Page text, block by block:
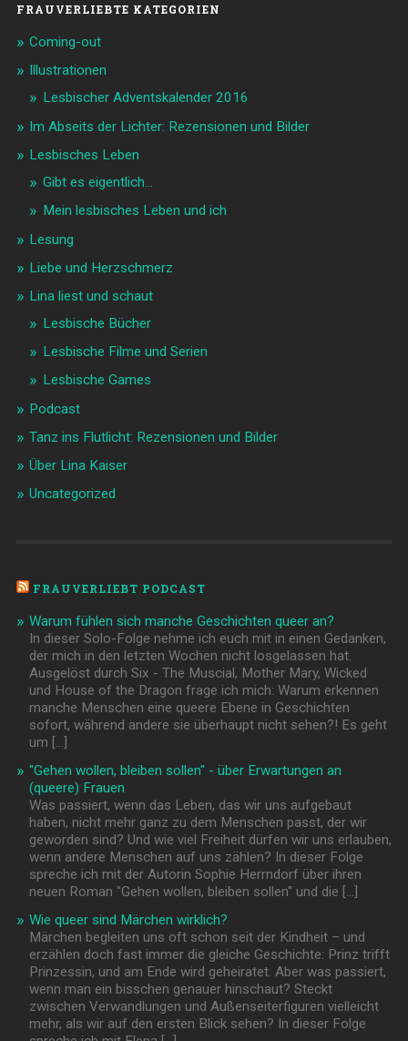
FRAUVERLIEBTE KATEGORIEN
Coming-out
Illustrationen
Lesbischer Adventskalender 2016
Im Abseits der Lichter: Rezensionen und Bilder
Lesbisches Leben
Gibt es eigentlich…
Mein lesbisches Leben und ich
Lesung
Liebe und Herzschmerz
Lina liest und schaut
Lesbische Bücher
Lesbische Filme und Serien
Lesbische Games
Podcast
Tanz ins Flutlicht: Rezensionen und Bilder
Über Lina Kaiser
Uncategorized
FRAUVERLIEBT PODCAST
Warum fühlen sich manche Geschichten queer an?
In dieser Solo-Folge nehme ich euch mit in einen Gedanken,
der mich in den letzten Wochen nicht losgelassen hat.
Ausgelöst durch Six - The Muscial, Mother Mary, Wicked
und House of the Dragon frage ich mich: Warum erkennen
manche Menschen eine queere Ebene in Geschichten
sofort, während andere sie überhaupt nicht sehen?! Es geht
um […]
"Gehen wollen, bleiben sollen" - über Erwartungen an
(queere) Frauen
Was passiert, wenn das Leben, das wir uns aufgebaut
haben, nicht mehr ganz zu dem Menschen passt, der wir
geworden sind? Und wie viel Freiheit dürfen wir uns erlauben,
wenn andere Menschen auf uns zählen? In dieser Folge
spreche ich mit der Autorin Sophie Herrndorf über ihren
neuen Roman "Gehen wollen, bleiben sollen" und die […]
Wie queer sind Märchen wirklich?
Märchen begleiten uns oft schon seit der Kindheit – und
erzählen doch fast immer die gleiche Geschichte: Prinz trifft
Prinzessin, und am Ende wird geheiratet. Aber was passiert,
wenn man ein bisschen genauer hinschaut? Steckt
zwischen Verwandlungen und Außenseiterfiguren vielleicht
mehr, als wir auf den ersten Blick sehen? In dieser Folge